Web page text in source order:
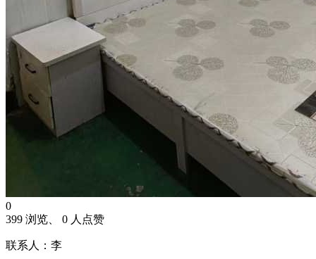
0
399 浏览、 0 人点赞
联系人：李